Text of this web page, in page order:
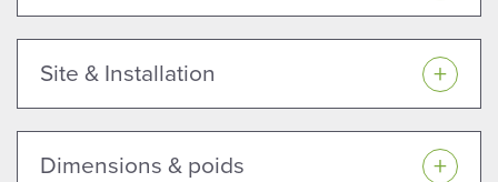
Site & Installation
Dimensions & poids